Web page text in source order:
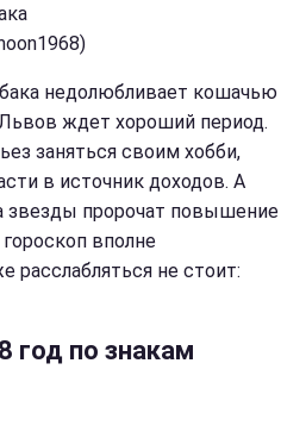
недолюбливает кошачью
ждет хороший период.
заняться своим хобби,
в источник доходов. А
звезды пророчат повышение
вполне
расслабляться не стоит:
год по знакам